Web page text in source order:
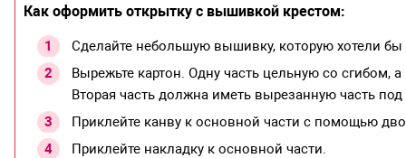
Как оформить открытку с вышивкой крестом:
Сделайте небольшую вышивку, которую хотели
Вырежьте картон. Одну часть цельную со сгибом,
Вторая часть должна иметь вырезанную часть
Приклейте канву к основной части с помощью
Приклейте накладку к основной части.